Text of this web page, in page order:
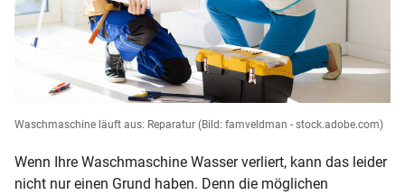
Waschmaschine läuft aus: Reparatur (Bild: famveldman - stock.adobe.com)
Wenn Ihre Waschmaschine Wasser verliert, kann das leider
nicht nur einen Grund haben. Denn die möglichen